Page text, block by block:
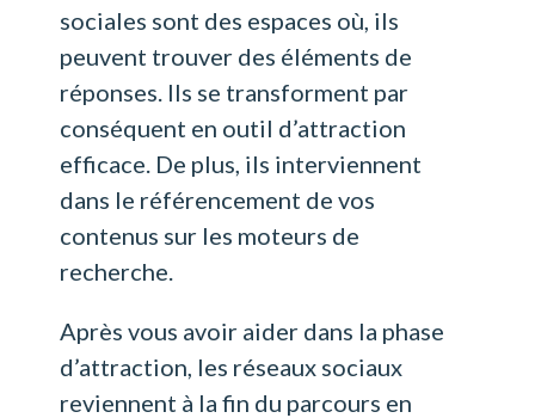
sociales sont des espaces où, ils
peuvent trouver des éléments de
réponses. Ils se transforment par
conséquent en outil d’attraction
efficace. De plus, ils interviennent
dans le référencement de vos
contenus sur les moteurs de
recherche.
Après vous avoir aider dans la phase
d’attraction, les réseaux sociaux
reviennent à la fin du parcours en